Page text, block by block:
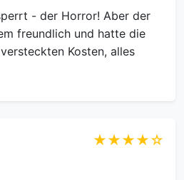
- der Horror! Aber der
freundlich und hatte die
Kosten, alles
★★★★☆